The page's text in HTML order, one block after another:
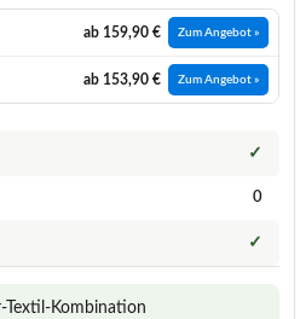
ab 159,90 € Zum Angebot »
ab 153,90 € Zum Angebot »
✓
0
✓
Kombination